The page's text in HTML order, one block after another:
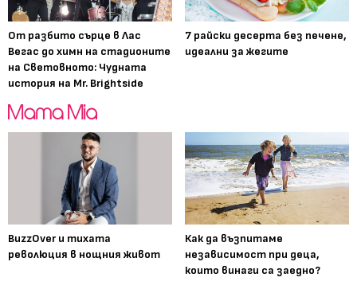
От разбито сърце в Лас
Вегас до химн на стадионите
на Световното: Чудната
история на Mr. Brightside
7 райски десерта без печене,
идеални за жегите
BuzzOver и тихата
революция в нощния живот
Как да възпитаме
независимост при деца,
които винаги са заедно?